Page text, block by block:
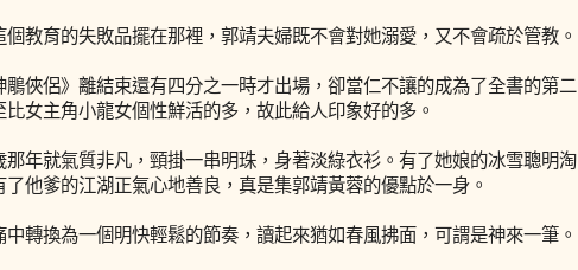
個教育的失敗品擺在那裡，郭靖夫婦既不會對她溺愛，又不會疏於管教。
鵰俠侶》離結束還有四分之一時才出場，卻當仁不讓的成為了全書的第二
比女主角小龍女個性鮮活的多，故此給人印象好的多。
那年就氣質非凡，頸掛一串明珠，身著淡綠衣衫。有了她娘的冰雪聰明淘
他爹的江湖正氣心地善良，真是集郭靖黃蓉的優點於一身。
轉換為一個明快輕鬆的節奏，讀起來猶如春風拂面，可謂是神來一筆。